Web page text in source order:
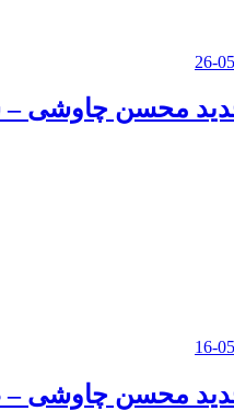
جدید محسن چاوشی
محسن چاوشی –